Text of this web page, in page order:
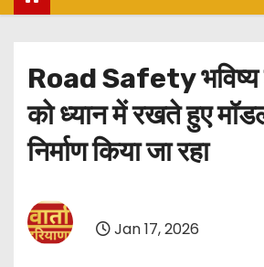
Road Safety भविष्य
को ध्यान में रखते हुए
निर्माण किया जा रहा
Jan 17, 2026